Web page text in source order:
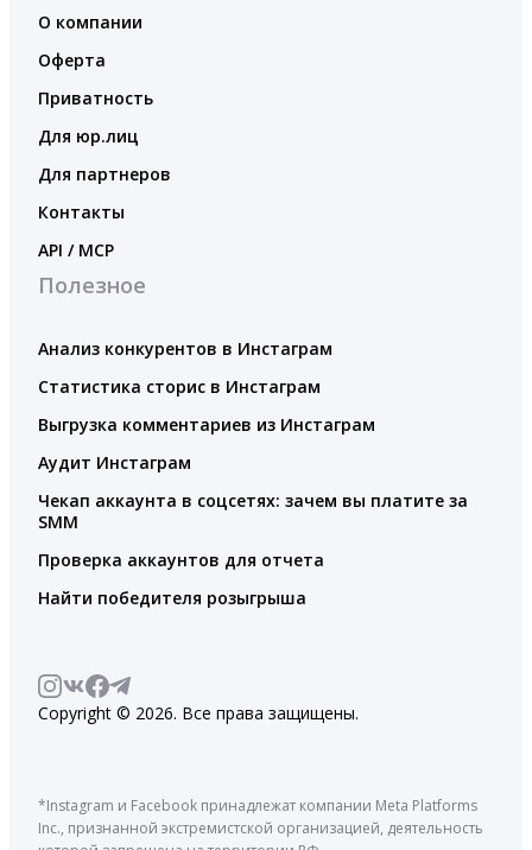
О компании
Оферта
Приватность
Для юр.лиц
Для партнеров
Контакты
API / MCP
Полезное
Анализ конкурентов в Инстаграм
Статистика сторис в Инстаграм
Выгрузка комментариев из Инстаграм
Аудит Инстаграм
Чекап аккаунта в соцсетях: зачем вы платите за
SMM
Проверка аккаунтов для отчета
Найти победителя розыгрыша
Copyright © 2026. Все права защищены.
*Instagram и Facebook принадлежат компании Meta Platforms
Inc., признанной экстремистской организацией, деятельность